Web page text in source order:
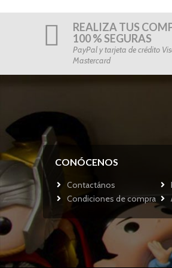
REALIZA TUS
100 % SEGURAS
PayPal y tarjeta de crédito
Mastercard
CONÓCENOS
Contactános
Condiciones de compra